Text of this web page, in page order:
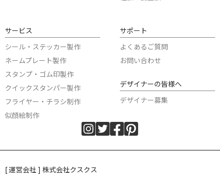
サービス
シール・ステッカー製作
ネームプレート製作
スタンプ・ゴム印製作
クイックスタンパー製作
フライヤー・チラシ制作
似顔絵制作
サポート
よくあるご質問
お問い合わせ
デザイナーの皆様へ
デザイナー募集
[ 運営会社 ] 株式会社クスクス